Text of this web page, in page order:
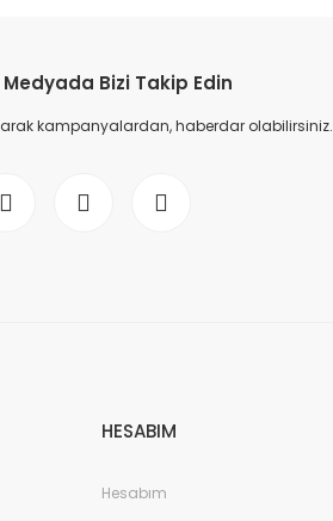
Bizi Takip Edin
kampanyalardan, haberdar olabilirsiniz.
HESABIM
Hesabım